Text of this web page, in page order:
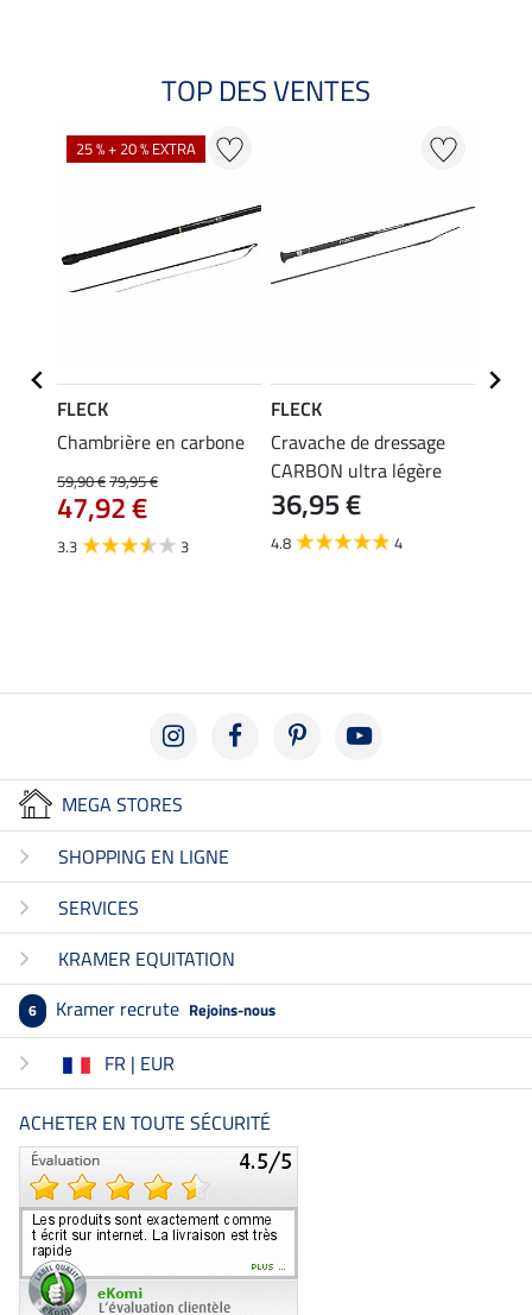
TOP DES VENTES
25 % + 20 % EXTRA
FLECK
Chambrière en carbone
59,90 €79,95 €
47,92 €
3.3 3
FLECK
Cravache de dressage
CARBON ultra légère
36,95 €
4.8 4
MEGA STORES
SHOPPING EN LIGNE
SERVICES
KRAMER EQUITATION
6 Kramer recrute Rejoins-nous
FR | EUR
ACHETER EN TOUTE SÉCURITÉ